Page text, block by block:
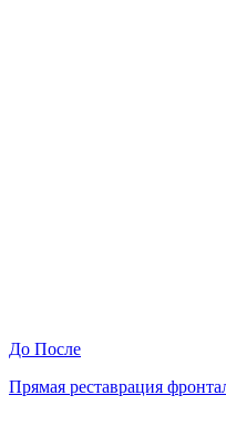
До После
Прямая реставрация